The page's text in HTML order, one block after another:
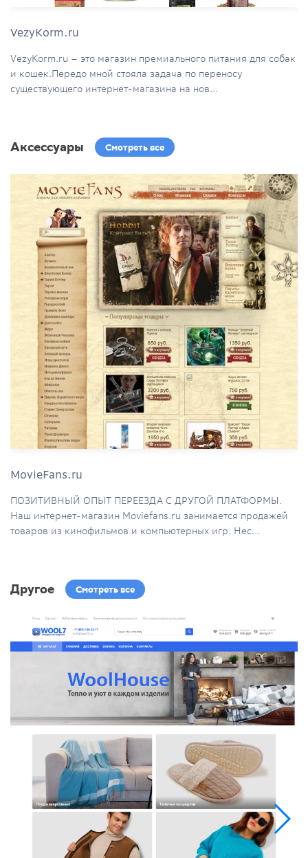
VezyKorm.ru
VezyKorm.ru – это магазин премиального питания для собак
и кошек.Передо мной стояла задача по переносу
существующего интернет-магазина на нов...
Аксессуары Смотреть все
MovieFans.ru
ПОЗИТИВНЫЙ ОПЫТ ПЕРЕЕЗДА С ДРУГОЙ ПЛАТФОРМЫ.
Наш интернет-магазин Moviefans.ru занимается продажей
товаров из кинофильмов и компьютерных игр. Нес...
Другое Смотреть все